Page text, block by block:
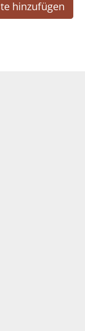
hinzufügen